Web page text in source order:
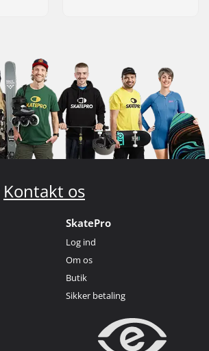
Kontakt os
SkatePro
Log ind
Om os
Butik
Sikker betaling